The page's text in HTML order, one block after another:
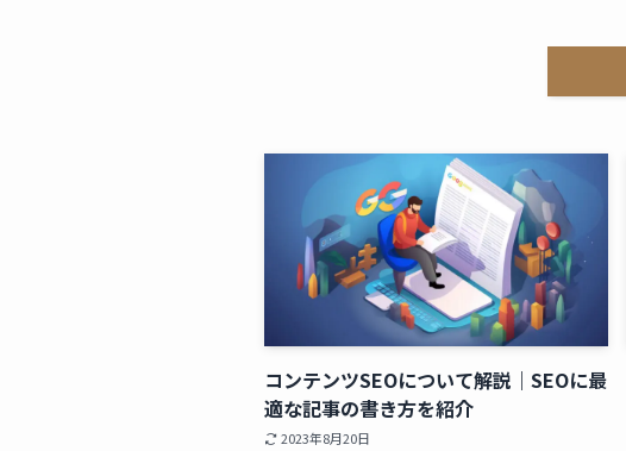
コンテンツSEOについて解説｜SEOに最
適な記事の書き方を紹介
2023年8月20日